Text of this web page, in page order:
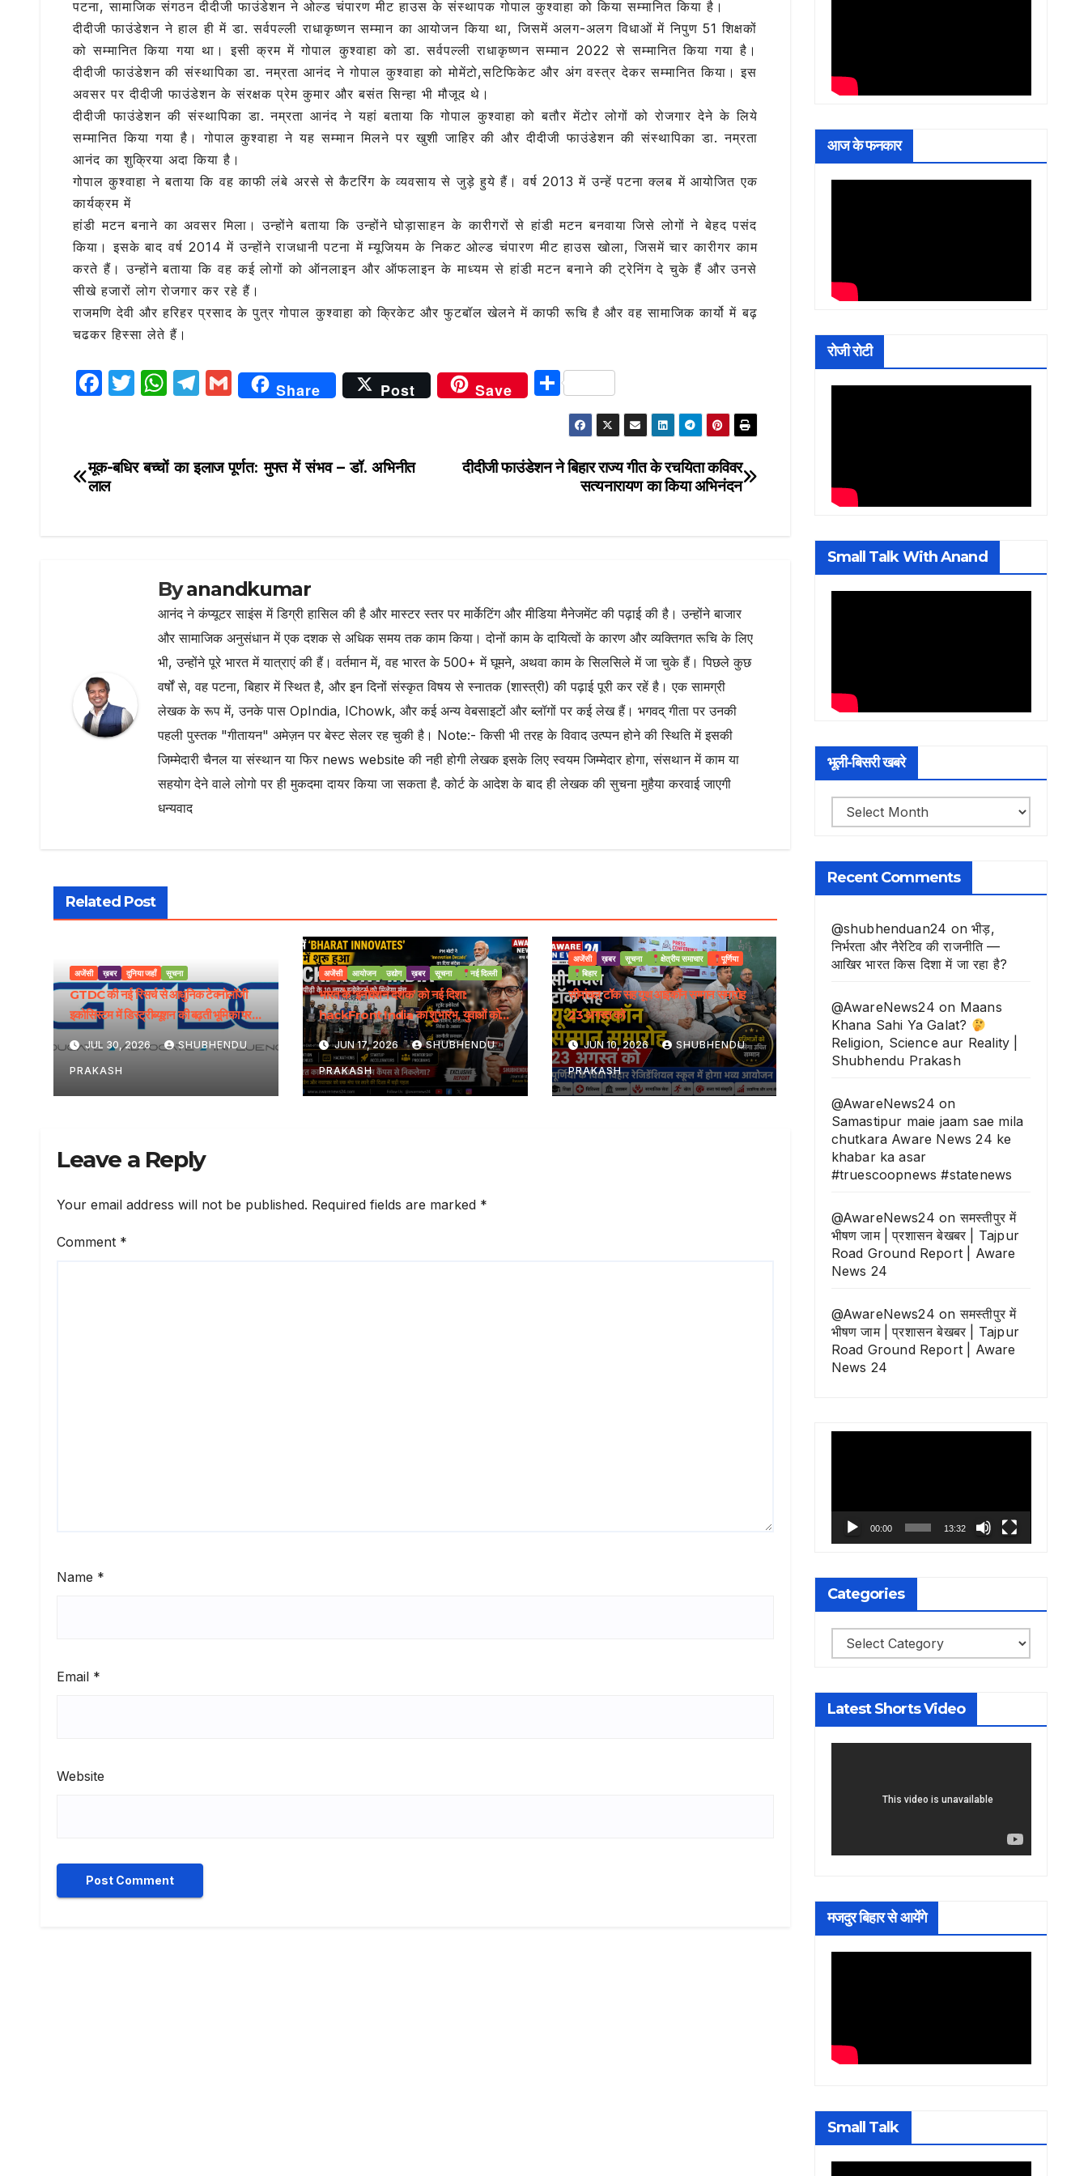
c
e
b
o
o
k
it
te
r
at
s
A
p
p
e
g
ra
m
ai
l
ar
e
पटना, सामाजिक संगठन दीदीजी फाउंडेशन ने ओल्ड चंपारण मीट हाउस के संस्थापक गोपाल कुश्वाहा को किया सम्मानित किया है।
दीदीजी फाउंडेशन ने हाल ही में डा. सर्वपल्ली राधाकृष्णन सम्मान का आयोजन किया था, जिसमें अलग-अलग विधाओं में निपुण 51 शिक्षकों
को सम्मानित किया गया था। इसी क्रम में गोपाल कुश्वाहा को डा. सर्वपल्ली राधाकृष्णन सम्मान 2022 से सम्मानित किया गया है।
दीदीजी फाउंडेशन की संस्थापिका डा. नम्रता आनंद ने गोपाल कुश्वाहा को मोमेंटो,सटिफिकेट और अंग वस्त्र देकर सम्मानित किया। इस
अवसर पर दीदीजी फाउंडेशन के संरक्षक प्रेम कुमार और बसंत सिन्हा भी मौजूद थे।
दीदीजी फाउंडेशन की संस्थापिका डा. नम्रता आनंद ने यहां बताया कि गोपाल कुश्वाहा को बतौर मेंटोर लोगों को रोजगार देने के लिये
सम्मानित किया गया है। गोपाल कुश्वाहा ने यह सम्मान मिलने पर खुशी जाहिर की और दीदीजी फाउंडेशन की संस्थापिका डा. नम्रता
आनंद का शुक्रिया अदा किया है।
गोपाल कुश्वाहा ने बताया कि वह काफी लंबे अरसे से कैटरिंग के व्यवसाय से जुड़े हुये हैं। वर्ष 2013 में उन्हें पटना क्लब में आयोजित एक
कार्यक्रम में
हांडी मटन बनाने का अवसर मिला। उन्होंने बताया कि उन्होंने घोड़ासाहन के कारीगरों से हांडी मटन बनवाया जिसे लोगों ने बेहद पसंद
किया। इसके बाद वर्ष 2014 में उन्होंने राजधानी पटना में म्यूजियम के निकट ओल्ड चंपारण मीट हाउस खोला, जिसमें चार कारीगर काम
करते हैं। उन्होंने बताया कि वह कई लोगों को ऑनलाइन और ऑफलाइन के माध्यम से हांडी मटन बनाने की ट्रेनिंग दे चुके हैं और उनसे
सीखे हजारों लोग रोजगार कर रहे हैं।
राजमणि देवी और हरिहर प्रसाद के पुत्र गोपाल कुश्वाहा को क्रिकेट और फुटबॉल खेलने में काफी रूचि है और वह सामाजिक कार्यो में बढ़
चढकर हिस्सा लेते हैं।
F
e
b
T
te
W
s
T
g
G
m
l
Share Post Save
S
h
ar
e
Post
दीदीजी फाउंडेशन ने बिहार राज्य गीत के रचयिता कविवर
सत्यनारायण का किया अभिनंदन
मूक-बधिर बच्चों का इलाज पूर्णत: मुफ्त में संभव – डॉ. अभिनीत
लाल
Byanandkumar
आनंद ने कंप्यूटर साइंस में डिग्री हासिल की है और मास्टर स्तर पर मार्केटिंग और मीडिया मैनेजमेंट की पढ़ाई की है। उन्होंने बाजार
और सामाजिक अनुसंधान में एक दशक से अधिक समय तक काम किया। दोनों काम के दायित्वों के कारण और व्यक्तिगत रूचि के लिए
भी, उन्होंने पूरे भारत में यात्राएं की हैं। वर्तमान में, वह भारत के 500+ में घूमने, अथवा काम के सिलसिले में जा चुके हैं। पिछले कुछ
वर्षों से, वह पटना, बिहार में स्थित है, और इन दिनों संस्कृत विषय से स्नातक (शास्त्री) की पढ़ाई पूरी कर रहें है। एक सामग्री
लेखक के रूप में, उनके पास OpIndia, IChowk, और कई अन्य वेबसाइटों और ब्लॉगों पर कई लेख हैं। भगवद् गीता पर उनकी
पहली पुस्तक "गीतायन" अमेज़न पर बेस्ट सेलर रह चुकी है। Note:- किसी भी तरह के विवाद उत्प्पन होने की स्थिति में इसकी
जिम्मेदारी चैनल या संस्थान या फिर news website की नही होगी लेखक इसके लिए स्वयम जिम्मेदार होगा, संसथान में काम या
सहयोग देने वाले लोगो पर ही मुकदमा दायर किया जा सकता है. कोर्ट के आदेश के बाद ही लेखक की सुचना मुहैया करवाई जाएगी
धन्यवाद
Related Post
अजेंसी ख़बर दुनिया जहाँ सूचना
GTDC की नई रिसर्च से आधुनिक टेक्नोलॉजी
इकोसिस्टम में डिस्ट्रीब्यूशन की बढ़ती भूमिका पर
JUL 30, 2026 SHUBHENDU
PRAKASH
अजेंसी आयोजन उद्योग ख़बर सूचना नई दिल्ली
भारत के ‘इनोवेशन दशक’ को नई दिशा:
hackFront India का शुभारंभ, युवाओं को
मिलेगा राष्ट्रीय मंच
JUN 17, 2026 SHUBHENDU
PRAKASH
अजेंसी ख़बर सूचना क्षेत्रीय समाचार
पूर्णिया
बिहार
सीमांचल टॉक सह यूथ आइकॉन सम्मान समारोह
23 अगस्त को
JUN 10, 2026 SHUBHENDU
PRAKASH
Leave a Reply
Your email address will not be published. Required fields are marked *
Comment *
Name *
Email *
Website
आज के फनकार
रोजी रोटी
Small Talk With Anand
भूली-बिसरी खबरे
भूली-
बिसरी
Recent Comments
@shubhenduan24 onभीड़,
निर्भरता और नैरेटिव की राजनीति —
आखिर भारत किस दिशा में जा रहा है?
@AwareNews24 on Maans
Khana Sahi Ya Galat?
Religion, Science aur Reality |
Shubhendu Prakash
@AwareNews24 on
Samastipur maie jaam sae mila
chutkara Aware News 24 ke
khabar ka asar
#truescoopnews #statenews
@AwareNews24 onसमस्तीपुर में
भीषण जाम | प्रशासन बेखबर | Tajpur
Road Ground Report | Aware
News 24
@AwareNews24 onसमस्तीपुर में
भीषण जाम | प्रशासन बेखबर | Tajpur
Road Ground Report | Aware
News 24
00:00 13:32
Categories
Categories
Latest Shorts Video
मजदुर बिहार से आयेंगे
Small Talk